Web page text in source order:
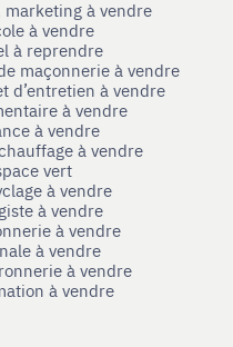
à vendre
à vendre
à reprendre
maçonnerie à vendre
d’entretien à vendre
à vendre
à vendre
à vendre
vert
à vendre
à vendre
à vendre
à vendre
à vendre
à vendre